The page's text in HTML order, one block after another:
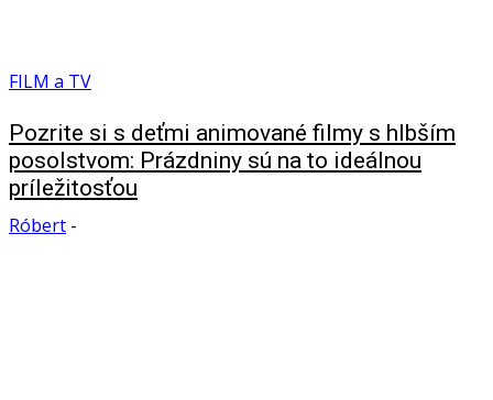
FILM a TV
Pozrite si s deťmi animované filmy s hlbším
posolstvom: Prázdniny sú na to ideálnou
príležitosťou
Róbert -